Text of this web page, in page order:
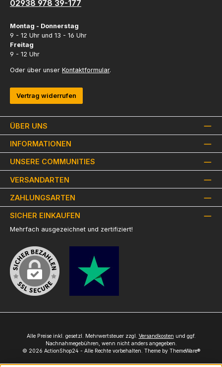
ÜBER UNS
INFORMATIONEN
02938 978 39-177
Montag - Donnerstag
9 - 12 Uhr und 13 - 16 Uhr
Freitag
9 - 12 Uhr
Oder über unser Kontaktformular.
Vertrag widerrufen
UNSERE COMMUNITIES
VERSANDARTEN
ZAHLUNGSARTEN
SICHER EINKAUFEN
Mehrfach ausgezeichnet und zertifiziert!
Alle Preise inkl. gesetzl. Mehrwertsteuer zzgl. Versandkosten und ggf.
Nachnahmegebühren, wenn nicht anders angegeben.
© 2026 ActionShop24 - Alle Rechte vorbehalten. Theme by ThemeWare®